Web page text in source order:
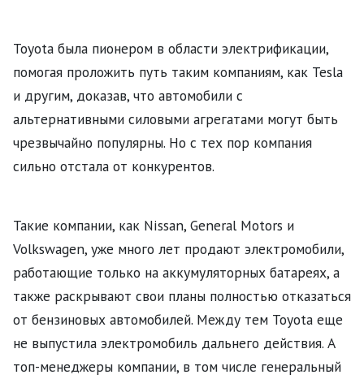
Toyota была пионером в области электрификации,
помогая проложить путь таким компаниям, как Tesla
и другим, доказав, что автомобили с
альтернативными силовыми агрегатами могут быть
чрезвычайно популярны. Но с тех пор компания
сильно отстала от конкурентов.
Такие компании, как Nissan, General Motors и
Volkswagen, уже много лет продают электромобили,
работающие только на аккумуляторных батареях, а
также раскрывают свои планы полностью отказаться
от бензиновых автомобилей. Между тем Toyota еще
не выпустила электромобиль дальнего действия. А
топ-менеджеры компании, в том числе генеральный